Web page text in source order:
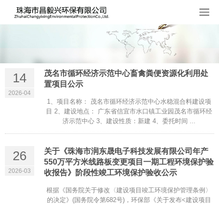
14
2026-04
茂名市循环经济示范中心畜禽粪便资源化利用处
置项目公示
1、项目名称： 茂名市循环经济示范中心水稳混合料建设项
目 2、建设地点： 广东省信宜市水口镇工业园茂名市循环经
济示范中心 3、建设性质：新建 4、委托时间 ...
26
2026-03
关于《珠海市润东晟电子科技发展有限公司年产
550万平方米线路板变更项目一期工程环境保护验
收报告》阶段性竣工环境保护验收公示
根据《国务院关于修改〈建设项目竣工环境保护管理条例〉
的决定》(国务院令第682号)，环保部《关于发布<建设项目